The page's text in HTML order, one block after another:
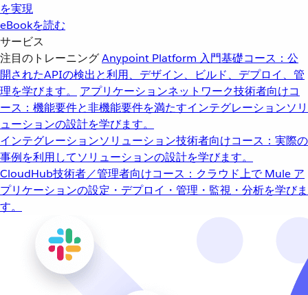
を実現
eBookを読む
サービス
注目のトレーニングAnypoint Platform 入門基礎コース：公
開されたAPIの検出と利用、デザイン、ビルド、デプロイ、管
理を学びます。
アプリケーションネットワーク技術者向けコ
ース：機能要件と非機能要件を満たすインテグレーションソリ
ューションの設計を学びます。
インテグレーションソリューション技術者向けコース：実際の
事例を利用してソリューションの設計を学びます。
CloudHub技術者／管理者向けコース：クラウド上で Mule ア
プリケーションの設定・デプロイ・管理・監視・分析を学びま
す。